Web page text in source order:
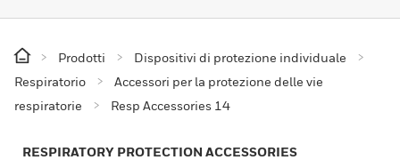
Prodotti
Dispositivi di protezione individuale
Respiratorio
Accessori per la protezione delle vie
respiratorie
Resp Accessories 14
RESPIRATORY PROTECTION ACCESSORIES